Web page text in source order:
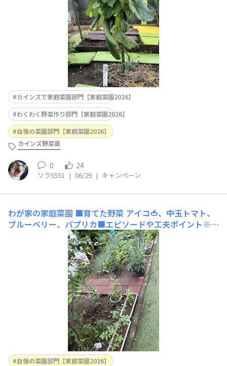
カインズで家庭菜園部門【家庭菜園2026】
わくわく野菜作り部門【家庭菜園2026】
自慢の菜園部門【家庭菜園2026】
カインズ野菜苗
0 24
ソラ5551 | 06/29 | キャンペーン
わが家の家庭菜園 ■育てた野菜 アイコ🍅、中玉トマト、
ブルーベリー、パプリカ■エピソードや工夫ポイント※選
定の参考にさせていただきますので必ずご入力ください地
植えと移動できるようにプランターで育てています ■使
用した商品名（商品タグでどの商品かわからない場合はこ
ちらに商品名を入力してください）
自慢の菜園部門【家庭菜園2026】